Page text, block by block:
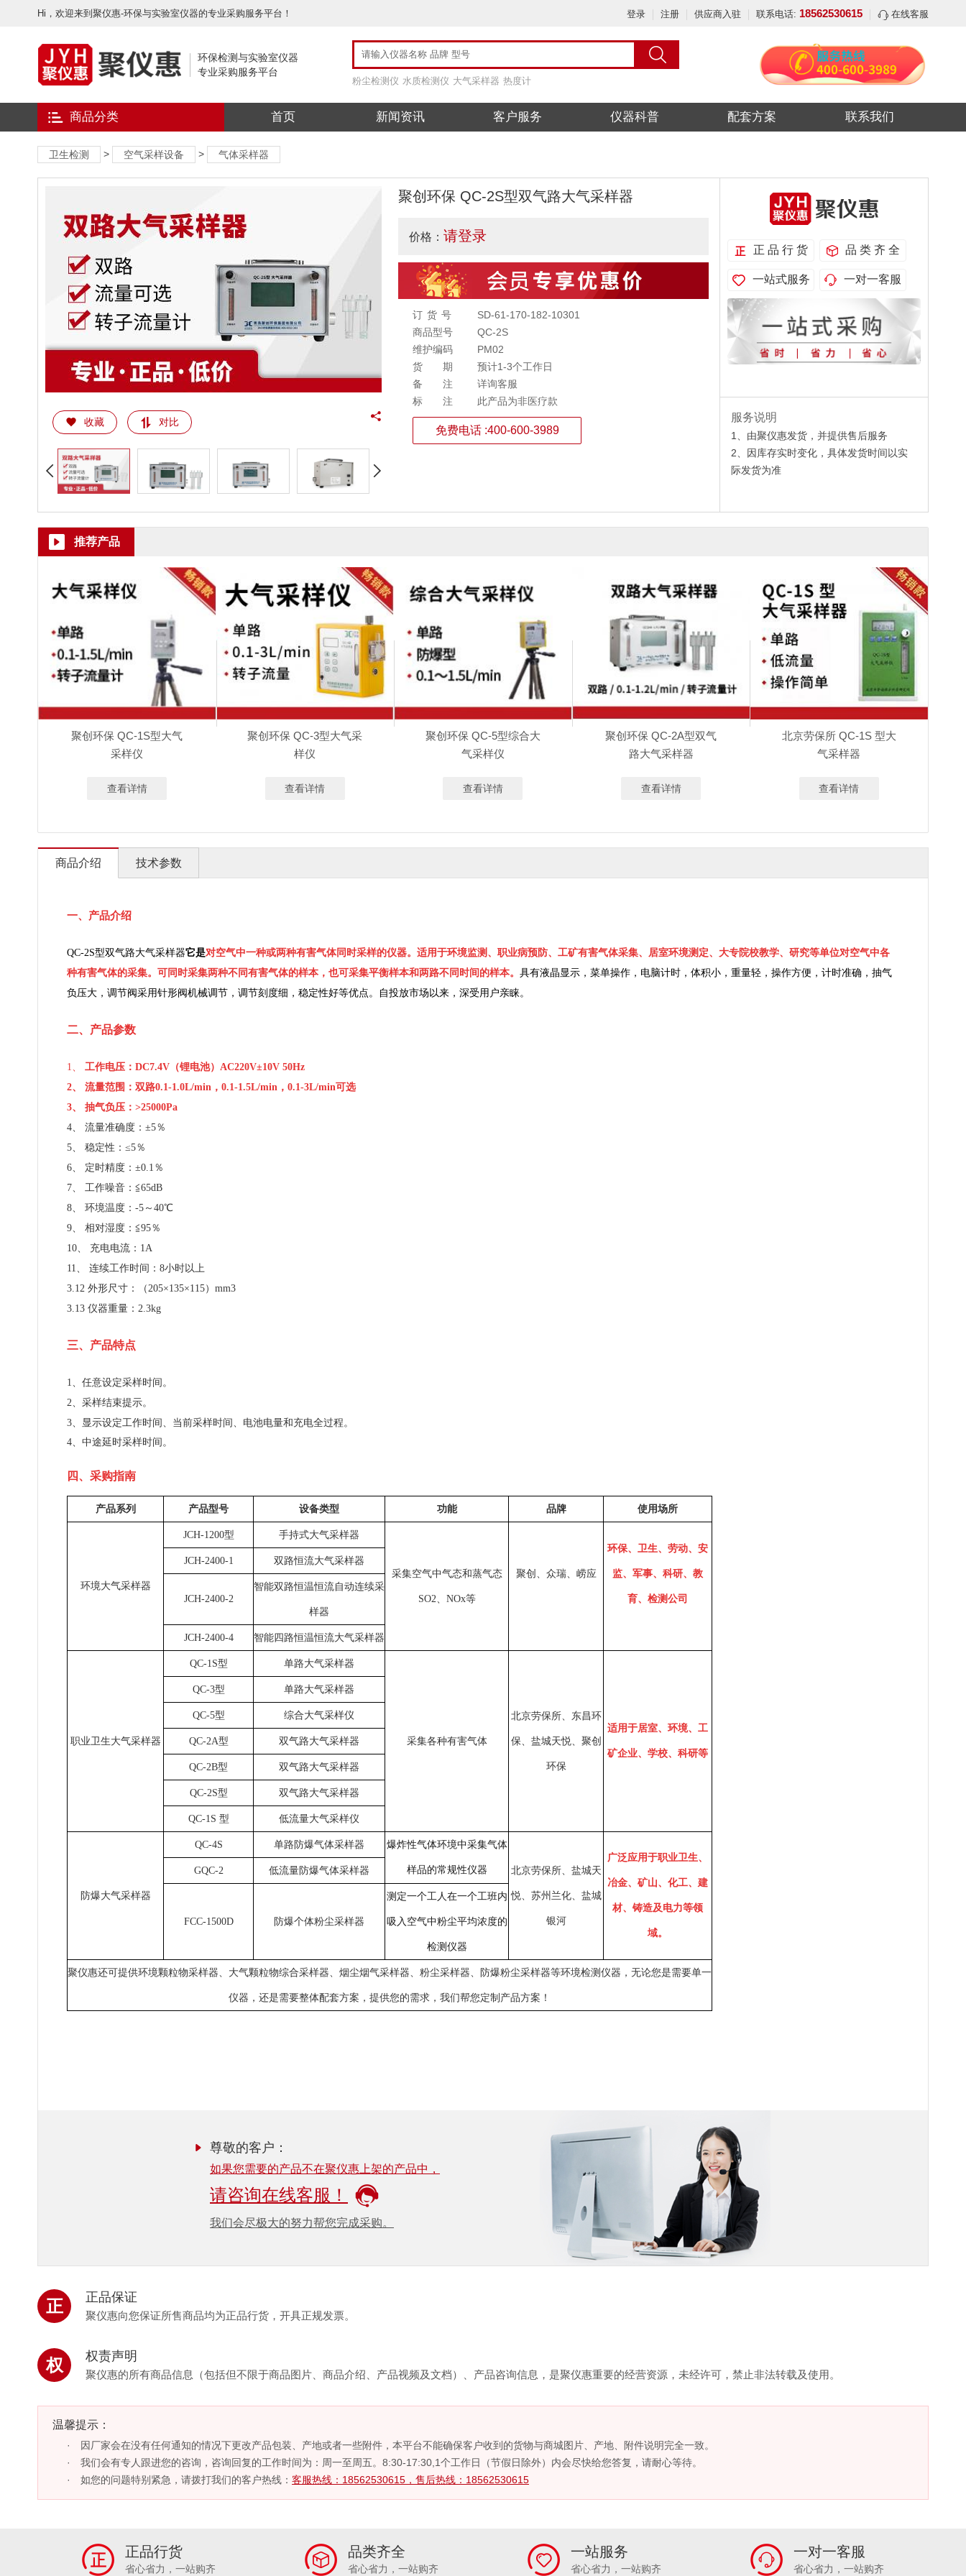
Hi，欢迎来到聚仪惠-环保与实验室仪器的专业采购服务平台！ 登录 注册 供应商入驻 联系电话: 18562530615 在线客服
环保检测与实验室仪器
专业采购服务平台
粉尘检测仪 水质检测仪 大气采样器 热度计
商品分类 首页 新闻资讯 客户服务 仪器科普 配套方案 联系我们
卫生检测 > 空气采样设备 > 气体采样器
收藏 对比
聚创环保 QC-2S型双气路大气采样器
价格： 请登录
订货号
SD-61-170-182-10301
商品型号
QC-2S
维护编码
PM02
货期
预计1-3个工作日
备注
详询客服
标注
此产品为非医疗款
免费电话 :400-600-3989
正 品 行 货 品 类 齐 全
一站式服务 一对一客服
服务说明
1、由聚仪惠发货，并提供售后服务
2、因库存实时变化，具体发货时间以实
际发货为准
推荐产品
聚创环保 QC-1S型大气
采样仪
查看详情
聚创环保 QC-3型大气采
样仪
查看详情
聚创环保 QC-5型综合大
气采样仪
查看详情
聚创环保 QC-2A型双气
路大气采样器
查看详情
北京劳保所 QC-1S 型大
气采样器
查看详情
商品介绍 技术参数
一、产品介绍
QC-2S型双气路大气采样器它是对空气中一种或两种有害气体同时采样的仪器。适用于环境监测、职业病预防、工矿有害气体采集、
居室环境测定、大专院校教学、研究等单位对空气中各
种有害气体的采集。 可同时采集两种不同有害气体的样本，也可采集平衡样本和两路不同时间的样本。 具有液晶显示，菜单操作，电脑计时，体积小，重量轻，操作方便，计时准确，抽气
负压大，调节阀采用针形阀机械调节，调节刻度细，稳定性好等优点。自投放市场以来，深受用户亲睐。
二、产品参数
1、 工作电压：DC7.4V（锂电池）AC220V±10V 50Hz
2、 流量范围：双路0.1-1.0L/min，0.1-1.5L/min，0.1-3L/min可选
3、 抽气负压：>25000Pa
4、 流量准确度：±5％
5、 稳定性：≤5％
6、 定时精度：±0.1％
7、 工作噪音：≦65dB
8、 环境温度：-5～40℃
9、 相对湿度：≦95％
10、 充电电流：1A
11、 连续工作时间：8小时以上
3.12 外形尺寸：（205×135×115）mm3
3.13 仪器重量：2.3kg
三、产品特点
1、任意设定采样时间。
2、采样结束提示。
3、显示设定工作时间、当前采样时间、电池电量和充电全过程。
4、中途延时采样时间。
四、采购指南
产品系列 产品型号 设备类型 功能 品牌 使用场所
环境大气采样器
JCH-1200型 手持式大气采样器
采集空气中气态和蒸气态
SO2、NOx等
聚创、众瑞、崂应
环保、卫生、劳动、安
监、军事、科研、教
育、检测公司
JCH-2400-1 双路恒流大气采样器
JCH-2400-2
智能双路恒温恒流自动连续采
样器
JCH-2400-4 智能四路恒温恒流大气采样器
职业卫生大气采样器
QC-1S型 单路大气采样器
采集各种有害气体
北京劳保所、东昌环
保、盐城天悦、聚创
环保
适用于居室、环境、工
矿企业、学校、科研等
QC-3型 单路大气采样器
QC-5型 综合大气采样仪
QC-2A型 双气路大气采样器
QC-2B型 双气路大气采样器
QC-2S型 双气路大气采样器
QC-1S 型 低流量大气采样仪
防爆大气采样器
QC-4S 单路防爆气体采样器 爆炸性气体环境中采集气体
样品的常规性仪器 北京劳保所、盐城天
悦、苏州兰化、盐城
银河
广泛应用于职业卫生、
冶金、矿山、化工、建
材、铸造及电力等领
域。
GQC-2 低流量防爆气体采样器
FCC-1500D 防爆个体粉尘采样器
测定一个工人在一个工班内
吸入空气中粉尘平均浓度的
检测仪器
聚仪惠还可提供环境颗粒物采样器 大气颗粒物综合采样器 烟尘烟气采样器 粉尘采样器 防爆粉尘采样器等环境检测仪器，无论您是需要单一
仪器，还是需要整体配套方案，提供您的需求，我们帮您定制产品方案！
尊敬的客户：
如果您需要的产品不在聚仪惠上架的产品中，
请咨询在线客服！
我们会尽极大的努力帮您完成采购。
正 正品保证
聚仪惠向您保证所售商品均为正品行货，开具正规发票。
权 权责声明
聚仪惠的所有商品信息（包括但不限于商品图片、商品介绍、产品视频及文档）、产品咨询信息，是聚仪惠重要的经营资源，未经许可，禁止非法转载及使用。
温馨提示：
因厂家会在没有任何通知的情况下更改产品包装、产地或者一些附件，本平台不能确保客户收到的货物与商城图片、产地、附件说明完全一致。
我们会有专人跟进您的咨询，咨询回复的工作时间为：周一至周五。8:30-17:30,1个工作日（节假日除外）内会尽快给您答复，请耐心等待。
如您的问题特别紧急，请拨打我们的客户热线： 客服热线：18562530615，售后热线：18562530615
正品行货
省心省力，一站购齐
品类齐全
省心省力，一站购齐
一站服务
省心省力，一站购齐
一对一客服
省心省力，一站购齐